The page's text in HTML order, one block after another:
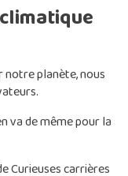
planète, nous
va de même pour la
Curieuses carrières